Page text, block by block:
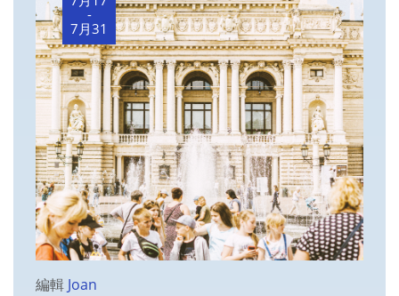
-
7月31
編輯 Joan